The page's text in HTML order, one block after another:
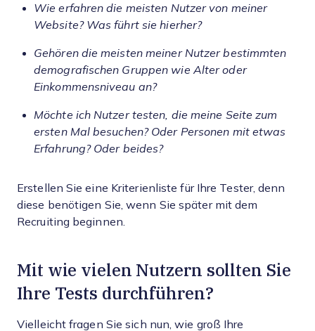
Wie erfahren die meisten Nutzer von meiner
Website? Was führt sie hierher?
Gehören die meisten meiner Nutzer bestimmten
demografischen Gruppen wie Alter oder
Einkommensniveau an?
Möchte ich Nutzer testen, die meine Seite zum
ersten Mal besuchen? Oder Personen mit etwas
Erfahrung? Oder beides?
Erstellen Sie eine Kriterienliste für Ihre Tester, denn
diese benötigen Sie, wenn Sie später mit dem
Recruiting beginnen.
Mit wie vielen Nutzern sollten Sie
Ihre Tests durchführen?
Vielleicht fragen Sie sich nun, wie groß Ihre